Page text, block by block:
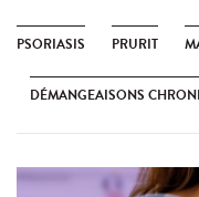
PSORIASIS PRURIT
DÉMANGEAISONS